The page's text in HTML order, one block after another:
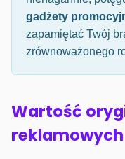
gadżety
zapamiętać Twój
zrównoważonego
Wartość
reklamowych